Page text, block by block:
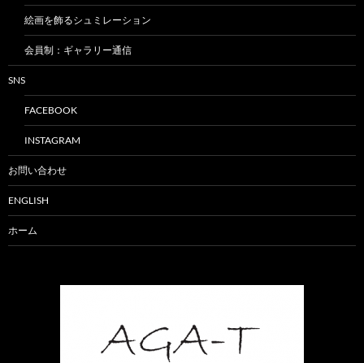
絵画を飾るシュミレーション
会員制：ギャラリー通信
SNS
FACEBOOK
INSTAGRAM
お問い合わせ
ENGLISH
ホーム